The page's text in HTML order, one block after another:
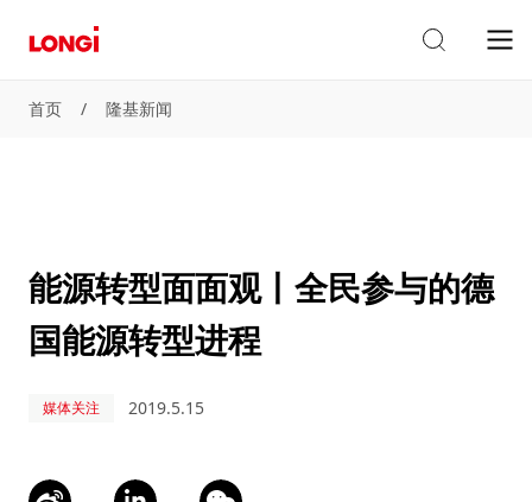
首页 / 隆基新闻
能源转型面面观丨全民参与的德
国能源转型进程
媒体关注 2019.5.15